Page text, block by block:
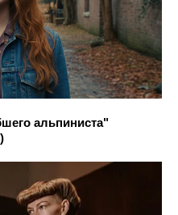
альпиниста"